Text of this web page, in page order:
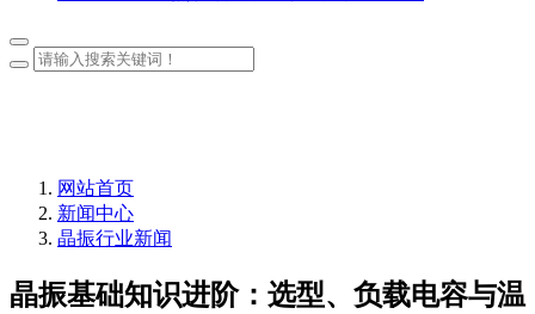
网站首页
新闻中心
晶振行业新闻
晶振基础知识进阶：选型、负载电容与温